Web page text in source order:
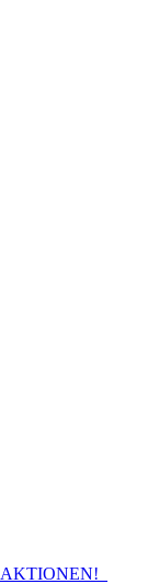
AKTIONEN!